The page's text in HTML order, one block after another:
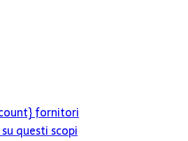
fornitori
questi scopi